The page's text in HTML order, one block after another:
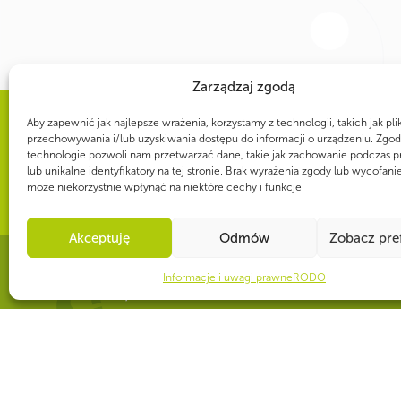
Zarządzaj zgodą
Aby zapewnić jak najlepsze wrażenia, korzystamy z technologii, takich jak
przechowywania i/lub uzyskiwania dostępu do informacji o urządzeniu.
technologie pozwoli nam przetwarzać dane, takie jak zachowanie podczas
lub unikalne identyfikatory na tej stronie. Brak wyrażenia zgody lub
może niekorzystnie wpłynąć na niektóre cechy i funkcje.
Akceptuję Odmów Zobacz
Informacje i uwagi prawne RODO
WSPÓLNIE DLA HARCERSKIEJ MISJI
Twoje wsparcie, nasza
CZY WIESZ, ŻE...